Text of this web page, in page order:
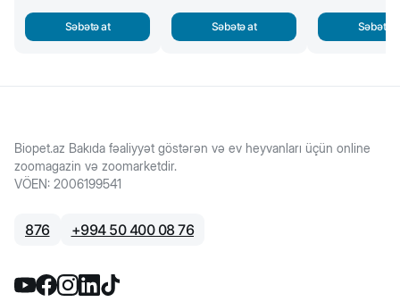
Səbətə at Səbətə at Səbətə
Biopet.az Bakıda fəaliyyət göstərən və ev heyvanları üçün online
zoomagazin və zoomarketdir.
VÖEN: 2006199541
876 +994 50 400 08 76